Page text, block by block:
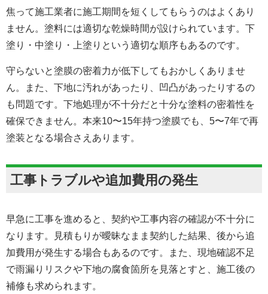
焦って施工業者に施工期間を短くしてもらうのはよくあり
ません。塗料には適切な乾燥時間が設けられています。下
塗り・中塗り・上塗りという適切な順序もあるのです。
守らないと塗膜の密着力が低下してもおかしくありませ
ん。また、下地に汚れがあったり、凹凸があったりするの
も問題です。下地処理が不十分だと十分な塗料の密着性を
確保できません。本来10〜15年持つ塗膜でも、5〜7年で再
塗装となる場合さえあります。
工事トラブルや追加費用の発生
早急に工事を進めると、契約や工事内容の確認が不十分に
なります。見積もりが曖昧なまま契約した結果、後から追
加費用が発生する場合もあるのです。また、現地確認不足
で雨漏りリスクや下地の腐食箇所を見落とすと、施工後の
補修も求められます。